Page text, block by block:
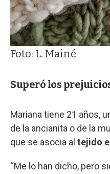
Foto: L. Mainé
Superó los
Mariana tiene 21 años,
de la ancianita o de la
que se asocia al tejido
“Me lo han dicho, pero